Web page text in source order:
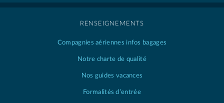
RENSEIGNEMENTS
Compagnies aériennes infos bagages
Notre charte de qualité
Nos guides vacances
Formalités d’entrée